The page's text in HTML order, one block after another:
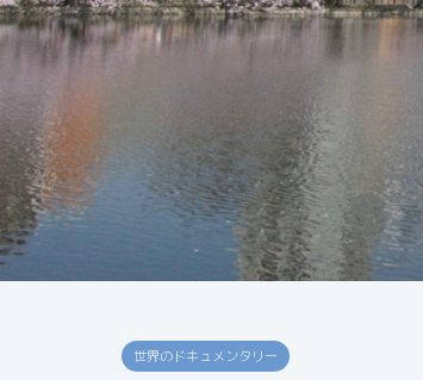
世界のドキュメンタリー